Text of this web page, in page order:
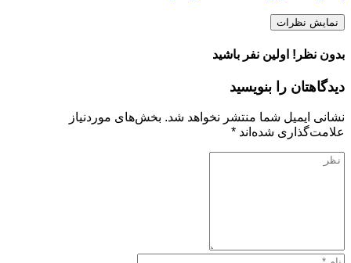
نمایش نظرات
بدون نظر! اولین نفر باشید
دیدگاهتان را بنویسید
نشانی ایمیل شما منتشر نخواهد شد. بخش‌های موردنیاز
علامت‌گذاری شده‌اند *